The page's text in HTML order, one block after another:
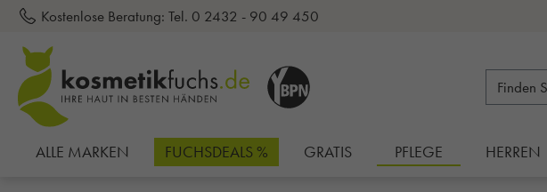
springen
Kostenlose Beratung: Tel. 0 2432 - 90 49 450
ALLE MARKEN FUCHSDEALS % GRATIS PFLEGE HERREN